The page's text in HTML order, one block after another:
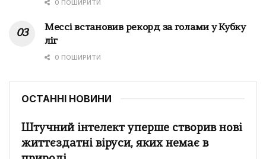
0 ПОШИРИТИ
Мессі встановив рекорд за голами у Кубку
ліг
0 ПОШИРИТИ
ОСТАННІ НОВИНИ
Штучний інтелект уперше створив нові
життєздатні віруси, яких немає в